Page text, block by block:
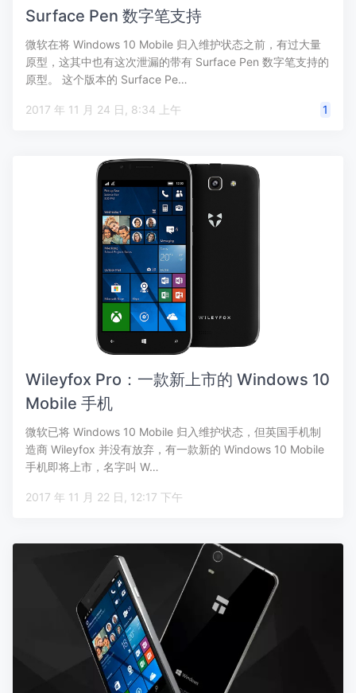
Surface Pen 数字笔支持
微软在将 Windows 10 Mobile 归入维护状态之前，有过大量
原型，这其中也有这次泄漏的带有 Surface Pen 数字笔支持的
原型。 这个版本的 Surface Pe…
2017 年 11 月 24 日, 8:34 上午 1
Wileyfox Pro：一款新上市的 Windows 10
Mobile 手机
微软已将 Windows 10 Mobile 归入维护状态，但英国手机制
造商 Wileyfox 并没有放弃，有一款新的 Windows 10 Mobile
手机即将上市，名字叫 W…
2017 年 11 月 22 日, 12:17 下午